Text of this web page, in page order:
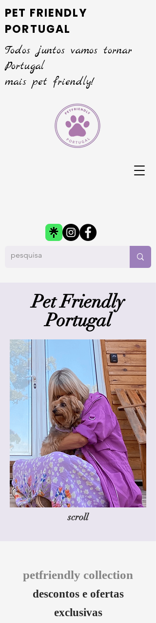
PET FRIENDLY
PORTUGAL
Todos juntos vamos tornar
Portugal
mais pet friendly!
Pet Friendly
Portugal
scroll
petfriendly collection
descontos e ofertas
exclusivas